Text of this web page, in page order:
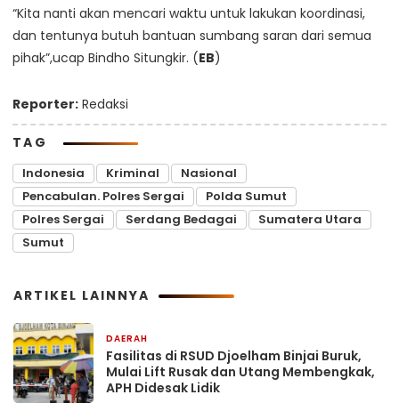
“Kita nanti akan mencari waktu untuk lakukan koordinasi,
dan tentunya butuh bantuan sumbang saran dari semua
pihak”,ucap Bindho Situngkir. (EB)
Reporter: Redaksi
TAG
Indonesia Kriminal
Nasional
Pencabulan. Polres Sergai
Polda Sumut
Polres Sergai
Serdang Bedagai
Sumatera Utara
Sumut
ARTIKEL LAINNYA
DAERAH
Fasilitas di RSUD Djoelham Binjai Buruk,
Mulai Lift Rusak dan Utang Membengkak,
APH Didesak Lidik